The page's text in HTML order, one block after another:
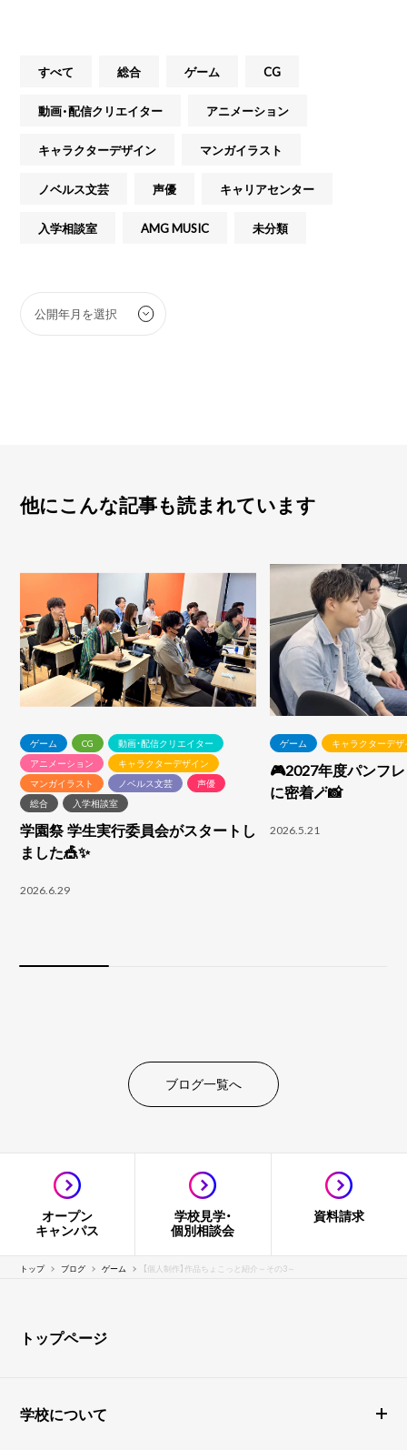
すべて 総合 ゲーム CG
動画・配信クリエイター アニメーション
キャラクターデザイン マンガイラスト
ノベルス文芸 声優 キャリアセンター
入学相談室 AMG MUSIC 未分類
他にこんな記事も読まれています
ゲーム CG
動画・配信クリエイター
アニメーション
キャラクターデザイン
マンガイラスト
ノベルス文芸
声優
総合
入学相談室
学園祭 学生実行委員会がスタートし
ました🎪✨
2026.6.29
ゲーム キャラクターデ
🎮2027年度パンフ
に密着🪄📸
2026.5.21
ブログ一覧へ
オープン
キャンパス
学校見学・
個別相談会
資料請求
トップ ブログ ゲーム 【個人制作】作品ちょこっと紹介～その3～
トップページ
学校について